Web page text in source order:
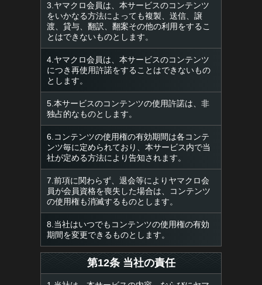
3.ヤマクロ会員は、本サービスのコンテンツ
をいかなる方法によっても複製、送信、譲
渡、貸与、翻訳、翻案その他の利用をするこ
とはできないものとします。
4.ヤマクロ会員は、本サービスのコンテンツ
につき再使用許諾をすることはできないもの
とします。
5.本サービスのコンテンツの使用許諾は、非
独占的なものとします。
6.コンテンツの使用権の有効期間は各コンテ
ンツ毎に定められており、本サービス内で当
社が定める方法により告知されます。
7.前項に関わらず、退会等によりヤマクロ会
員が会員資格を喪失した場合は、コンテンツ
の使用権も消滅するものとします。
8.当社はいつでもコンテンツの使用権の有効
期間を変更できるものとします。
第12条 当社の責任